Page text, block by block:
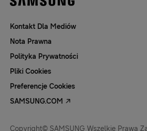
Kontakt Dla Mediów
Nota Prawna
Polityka Prywatności
Pliki Cookies
Preferencje Cookies
SAMSUNG.COM
Copyright© SAMSUNG Wszelkie Prawa